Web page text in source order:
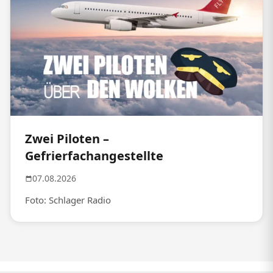
Zwei Piloten –
Gefrierfachangestellte
07.08.2026
Foto: Schlager Radio